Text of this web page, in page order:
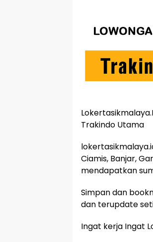
Trakindo Utama
Ciamis, Banjar,
mendapatkan
Simpan dan
dan terupdate
Ingat kerja Ingat